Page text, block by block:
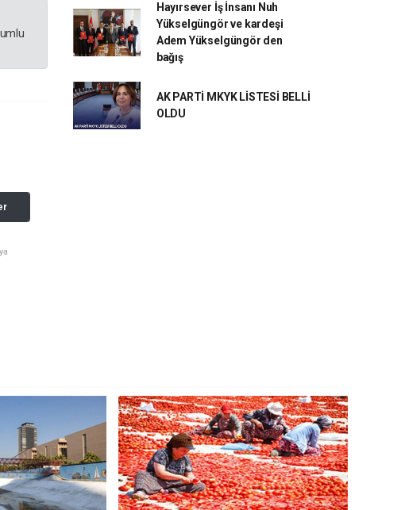
Hayırsever İş İnsanı Nuh
Yükselgüngör ve kardeşi
Adem Yükselgüngör den
bağış
AK PARTİ MKYK LİSTESİ BELLİ
OLDU